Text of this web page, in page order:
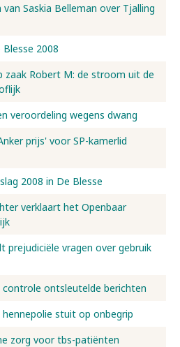
Saskia Belleman over Tjalling
2008
zaak Robert M: de stroom uit de
veroordeling wegens dwang
prijs' voor SP-kamerlid
2008 in De Blesse
verklaart het Openbaar
prejudiciële vragen over gebruik
controle ontsleutelde berichten
stuit op onbegrip
zorg voor tbs-patiënten